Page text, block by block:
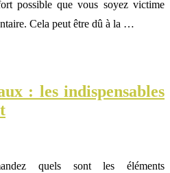
possible que vous soyez victime
Cela peut être dû à la …
: les indispensables
quels sont les éléments